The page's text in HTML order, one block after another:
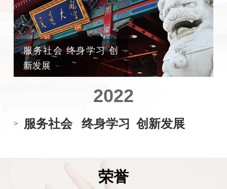
服务社会 终身学习 创
新发展
2022
服务社会 终身学习 创新发展
荣誉